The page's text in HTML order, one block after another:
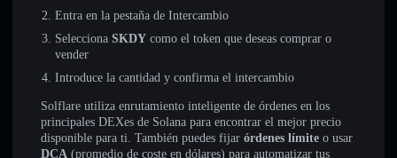
Entra en la pestaña de Intercambio
Selecciona SKDY como el token que deseas comprar o
vender
Introduce la cantidad y confirma el intercambio
Solflare utiliza enrutamiento inteligente de órdenes en los
principales DEXes de Solana para encontrar el mejor precio
disponible para ti. También puedes fijar órdenes límite o usar
DCA (promedio de coste en dólares) para automatizar tus